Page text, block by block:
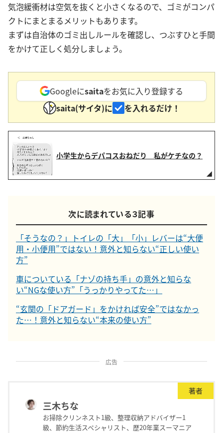
気泡緩衝材は空気を抜くと小さくなるので、ゴミがコンパ
クトにまとまるメリットもあります。
まずは自治体のゴミ出しルールを確認し、つぶすひと手間
をかけて正しく処分しましょう。
Googleにsaitaをお気に入り登録する
saita(サイタ)に
を入れるだけ！
小学生からデパコスおねだり 私がケチなの？
次に読まれている３記事
「そうなの？」トイレの「大」「小」レバーは“大便
用・小便用”ではない！意外と知らない“正しい使い
方”
車についている「ナゾの持ち手」の意外と知らな
い“NGな使い方”「うっかりやってた…」
“玄関の「ドアガード」をかければ安全”ではなかっ
た…！意外と知らない“本来の使い方”
広告
著者
三木ちな
お掃除クリンネスト1級、整理収納アドバイザー1
級、節約生活スペシャリスト、歴20年業スーマニア